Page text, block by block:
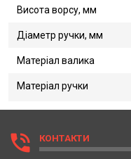
Висота ворсу, мм
Діаметр ручки, мм
Матеріал валика
Матеріал ручки
phone_in_talk КОНТАКТИ